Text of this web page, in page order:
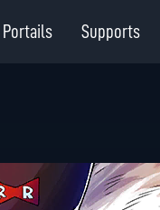
Portails Supports